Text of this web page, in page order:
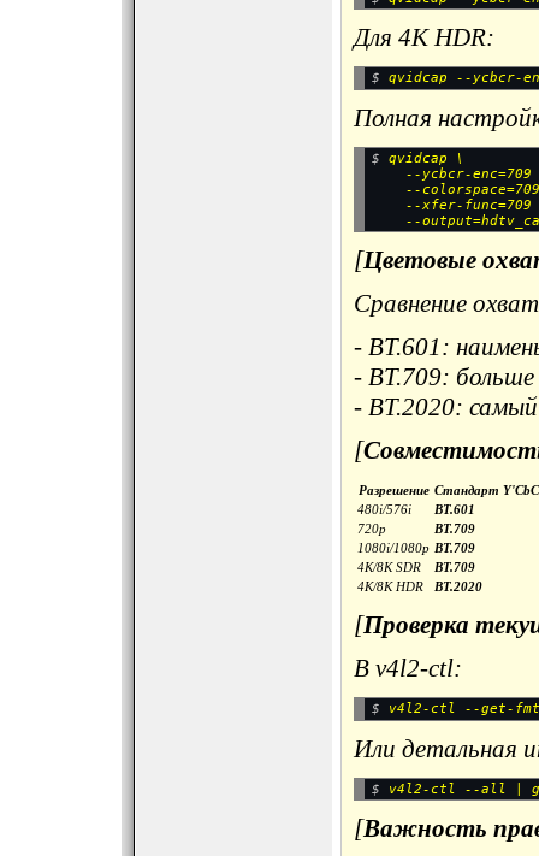
Для 4K HDR:
$
Полная
$ qvidcap \
--ycbcr-enc=709
--
--xfer-func=709
[Цветовые
Сравнение
- BT.601:
- BT.709:
- BT.2020:
[
Разрешение Стандарт
480i/576i
BT.601
720p
BT.709
1080i/1080p BT.709
4K/8K SDR
BT.709
4K/8K HDR
BT.2020
[Проверка
В v4l2-ctl:
$
Или детальная
$
[Важность